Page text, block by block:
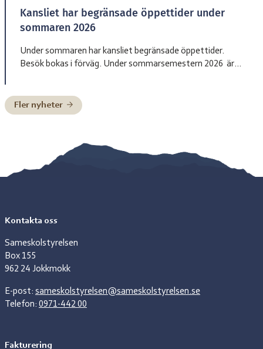
Kansliet har begränsade öppettider under
sommaren 2026
Under sommaren har kansliet begränsade öppettider.
Besök bokas i förväg. Under sommarsemestern 2026 är
Pittja träder in som tillförordnad skolchef 6 juli till och med
10 juli, Paulus Kuoljok träder in som tillförordnad skolchef
Fler nyheter
Kontakta oss
Sameskolstyrelsen
Box 155
962 24 Jokkmokk
E-post: sameskolstyrelsen@sameskolstyrelsen.se
Telefon: 0971-442 00
Fakturering